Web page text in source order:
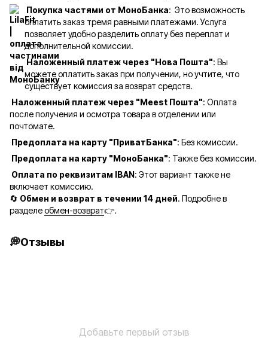
Покупка частями от МоноБанка: Это возможность
оплатить заказ тремя равными платежами. Услуга
позволяет удобно разделить оплату без переплат и
дополнительной комиссии.
Наложенный платеж через "Нова Пошта": Вы
можете оплатить заказ при получении, но учтите, что
существует комиссия за возврат средств.
Наложенный платеж через "Meest Пошта": Оплата
после получения и осмотра товара в отделении или
почтомате.
Предоплата на карту "ПриватБанка": Без комиссии.
Предоплата на карту "МоноБанка": Также без комиссии.
Оплата по реквизитам IBAN: Этот вариант также не
включает комиссию.
🔄 Обмен и возврат в течении 14 дней. Подробне в
разделеобмен-возврат👉.
💭Отзывы
Добавьте первый отзыв